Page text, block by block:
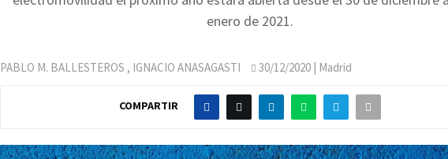
enero de 2021.
PABLO M. BALLESTEROS , IGNACIO ANASAGASTI 30/12/2020 | Madrid
COMPARTIR